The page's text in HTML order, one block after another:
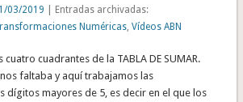
03/2019 | Entradas archivadas:
Numéricas ,Vídeos ABN
cuadrantes de la TABLA DE SUMAR.
faltaba y aquí trabajamos las
dígitos mayores de 5, es decir en el que los